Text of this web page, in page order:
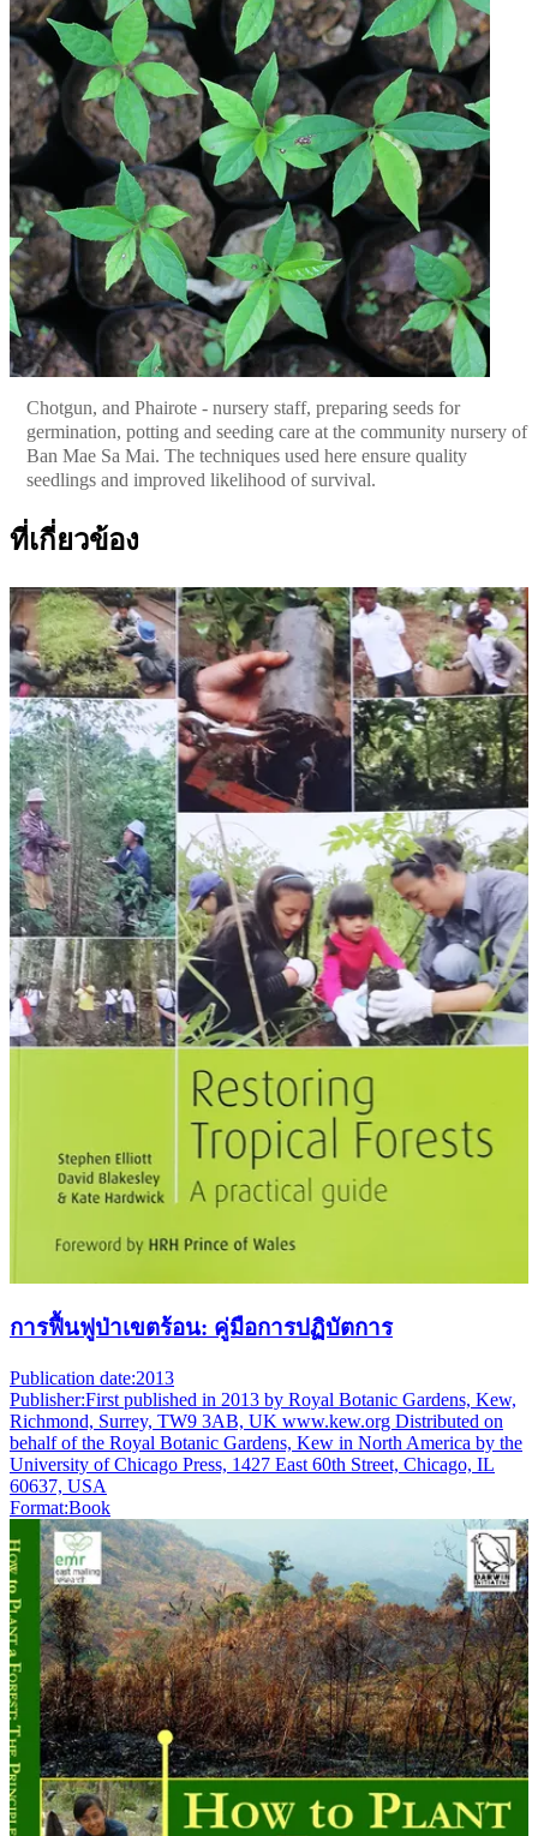
Chotgun, and Phairote - nursery staff, preparing seeds for
germination, potting and seeding care at the community nursery of
Ban Mae Sa Mai. The techniques used here ensure quality
seedlings and improved likelihood of survival.
ที่เกี่ยวข้อง
การฟื้นฟูป่าเขตร้อน: คู่มือการปฏิบัตการ
Publication date:2013
Publisher:First published in 2013 by Royal Botanic Gardens, Kew,
Richmond, Surrey, TW9 3AB, UK www.kew.org Distributed on
behalf of the Royal Botanic Gardens, Kew in North America by the
University of Chicago Press, 1427 East 60th Street, Chicago, IL
60637, USA
Format:Book